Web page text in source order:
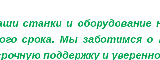
станки и оборудование
срока. Мы заботимся
поддержку и